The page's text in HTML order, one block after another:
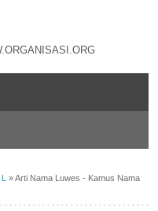
»Arti Nama Luwes - Kamus Nama